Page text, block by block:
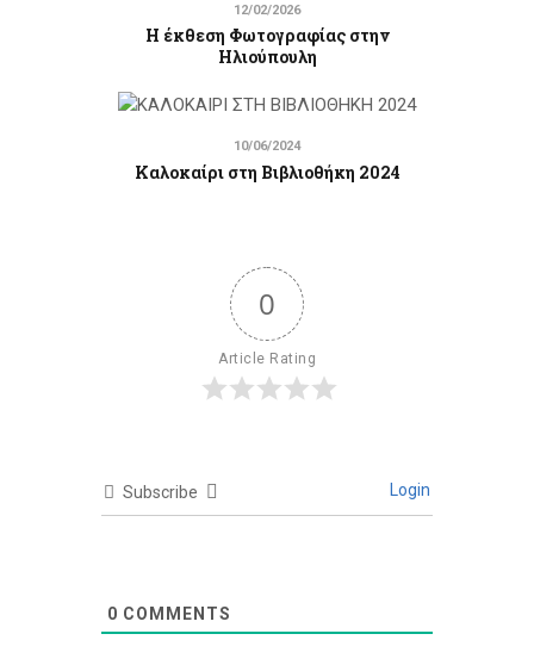
12/02/2026
Η έκθεση Φωτογραφίας στην
Ηλιούπουλη
10/06/2024
Καλοκαίρι στη Βιβλιοθήκη 2024
0
Article Rating
Subscribe Login
0 COMMENTS